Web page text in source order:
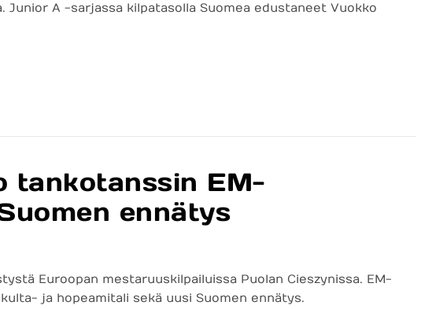
A -sarjassa kilpatasolla Suomea edustaneet Vuokko
tankotanssin EM-
ennätys
Euroopan mestaruuskilpailuissa Puolan Cieszynissa. EM-
ja hopeamitali sekä uusi Suomen ennätys.